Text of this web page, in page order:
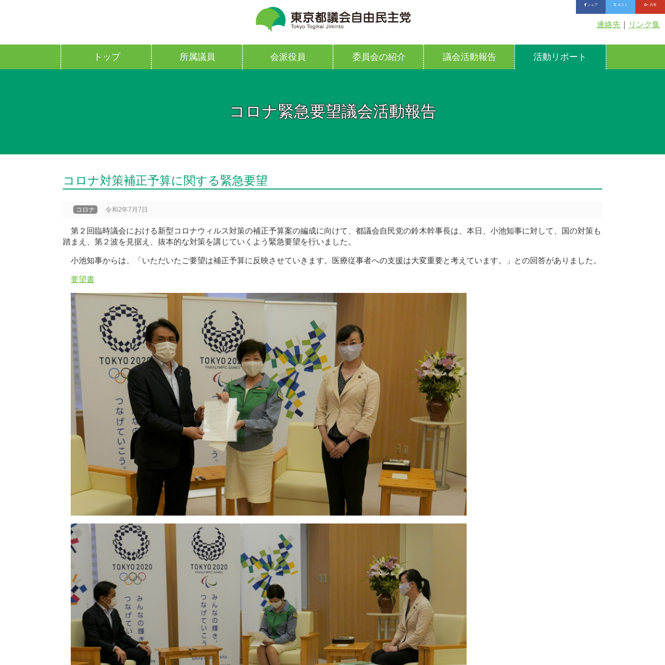
シェア ポスト 共有
連絡先 リンク集
トップ 所属議員 会派役員 委員会の紹介 議会活動報告 活動リポート
コロナ緊急要望議会活動報告
コロナ対策補正予算に関する緊急要望
コロナ 令和2年7月7日
第２回臨時議会における新型コロナウィルス対策の補正予算案の編成に向けて、都議会自民党の鈴木幹事長は、本日、小池知事に対して、国の対策も
踏まえ、第２波を見据え、抜本的な対策を講じていくよう緊急要望を行いました。
小池知事からは、「いただいたご要望は補正予算に反映させていきます。医療従事者への支援は大変重要と考えています。」との回答がありました。
要望書